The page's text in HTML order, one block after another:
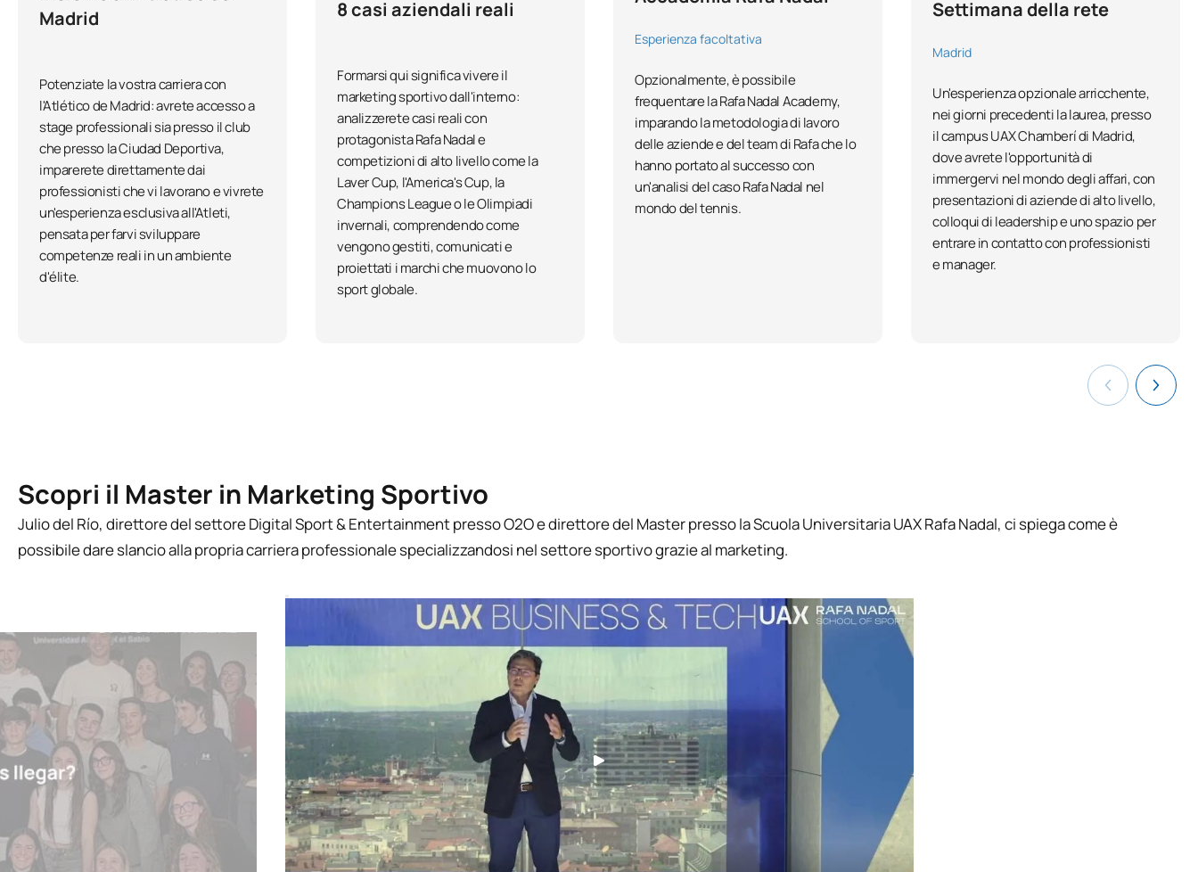
Madrid
Potenziate la vostra carriera con
l'Atlético de Madrid: avrete accesso a
stage professionali sia presso il club
che presso la Ciudad Deportiva,
imparerete direttamente dai
professionisti che vi lavorano e vivrete
un'esperienza esclusiva all'Atleti,
pensata per farvi sviluppare
competenze reali in un ambiente
d'élite.
8 casi aziendali reali
Formarsi qui significa vivere il
marketing sportivo dall'interno:
analizzerete casi reali con
protagonista Rafa Nadal e
competizioni di alto livello come la
Laver Cup, l'America's Cup, la
Champions League o le Olimpiadi
invernali, comprendendo come
vengono gestiti, comunicati e
proiettati i marchi che muovono lo
sport globale.
Esperienza facoltativa
Opzionalmente, è possibile
frequentare la Rafa Nadal Academy,
imparando la metodologia di lavoro
delle aziende e del team di Rafa che lo
hanno portato al successo con
un'analisi del caso Rafa Nadal nel
mondo del tennis.
Settimana della rete
Madrid
Un'esperienza opzionale arricchente,
nei giorni precedenti la laurea, presso
il campus UAX Chamberí di Madrid,
dove avrete l'opportunità di
immergervi nel mondo degli affari, con
presentazioni di aziende di alto livello,
colloqui di leadership e uno spazio per
entrare in contatto con professionisti
e manager.
Scopri il Master in Marketing Sportivo
Julio del Río, direttore del settore Digital Sport & Entertainment presso O2O e direttore del Master presso la Scuola Universitaria UAX Rafa Nadal, ci spiega come è
possibile dare slancio alla propria carriera professionale specializzandosi nel settore sportivo grazie al marketing.